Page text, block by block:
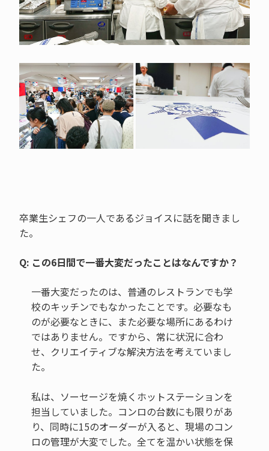
卒業生シェフの一人であるジョイスに話を聞きまし
た。
Q: この6日間で一番大変だったことはなんですか？
一番大変だったのは、普通のレストランでも学
校のキッチンでもなかったことです。必要なも
のが必要なときに、また必要な場所にあるわけ
ではありません。ですから、常に状況に合わ
せ、クリエイティブな解決方法を考えていまし
た。
私は、ソーセージを焼くホットステーションを
担当していました。コンロの台数にも限りがあ
り、同時に15のオーダーが入ると、現場のコン
ロの管理が大変でした。全てを温かい状態を保